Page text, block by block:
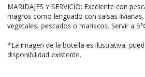
MARIDAJES Y SERVICIO: Excelente con
magros como lenguado con salsas
vegetales, pescados o mariscos. Servir a
*La imagen de la botella es ilustrativa,
disponibilidad existente.